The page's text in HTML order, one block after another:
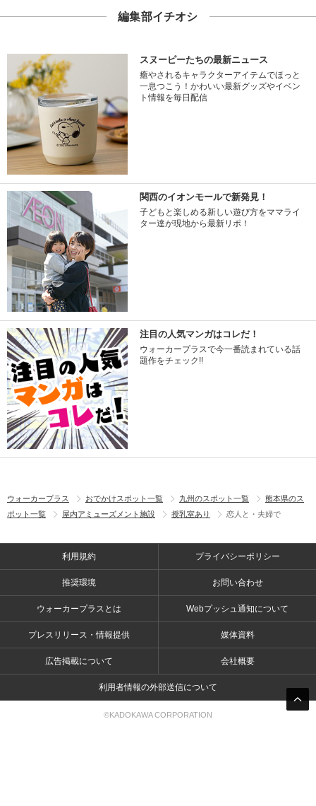
編集部イチオシ
スヌーピーたちの最新ニュース
癒やされるキャラクターアイテムでほっと
一息つこう！かわいい最新グッズやイベン
ト情報を毎日配信
関西のイオンモールで新発見！
子どもと楽しめる新しい遊び方をママライ
ター達が現地から最新リポ！
注目の人気マンガはコレだ！
ウォーカープラスで今一番読まれている話
題作をチェック!!
ウォーカープラス おでかけスポット一覧 九州のスポット一覧
熊本県のス
ポット一覧
屋内アミューズメント施設 授乳室あり 恋人と・夫婦で
利用規約 プライバシーポリシー
推奨環境 お問い合わせ
ウォーカープラスとは Webプッシュ通知について
プレスリリース・情報提供 媒体資料
広告掲載について 会社概要
利用者情報の外部送信について
©KADOKAWA CORPORATION